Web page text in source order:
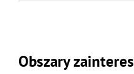
Obszary